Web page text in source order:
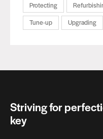
Protecting
Tune-up
Upgrading
Striving for
key